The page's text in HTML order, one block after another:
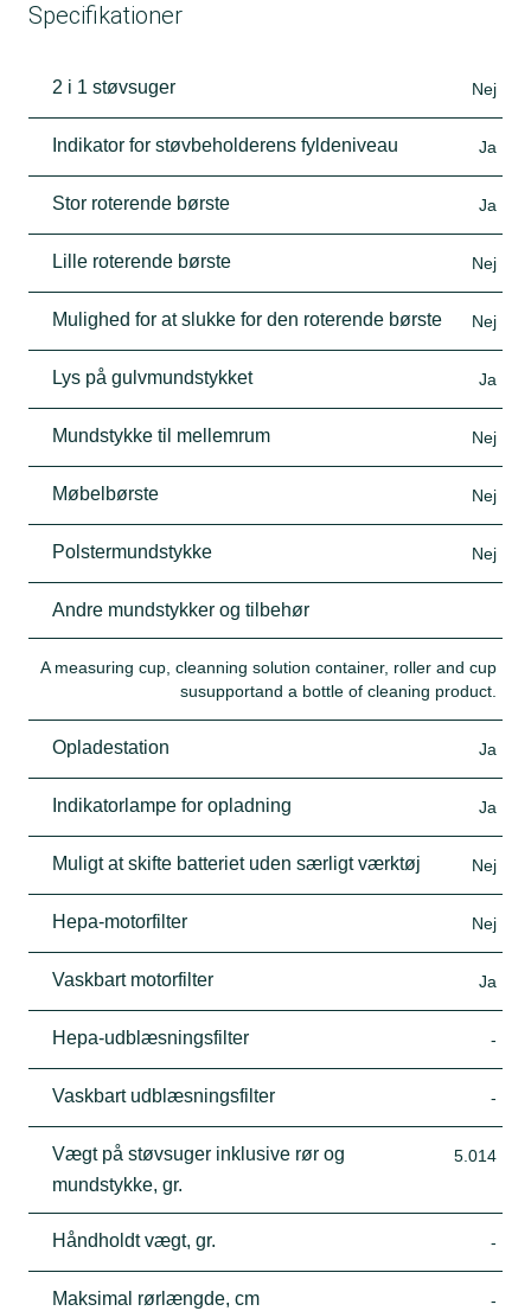
Specifikationer
2 i 1 støvsuger Nej
Indikator for støvbeholderens fyldeniveau Ja
Stor roterende børste Ja
Lille roterende børste Nej
Mulighed for at slukke for den roterende børste Nej
Lys på gulvmundstykket Ja
Mundstykke til mellemrum Nej
Møbelbørste Nej
Polstermundstykke Nej
Andre mundstykker og tilbehør
A measuring cup, cleanning solution container, roller and cup
susupportand a bottle of cleaning product.
Opladestation Ja
Indikatorlampe for opladning Ja
Muligt at skifte batteriet uden særligt værktøj Nej
Hepa-motorfilter Nej
Vaskbart motorfilter Ja
Hepa-udblæsningsfilter -
Vaskbart udblæsningsfilter -
Vægt på støvsuger inklusive rør og
mundstykke, gr.
5.014
Håndholdt vægt, gr. -
Maksimal rørlængde, cm -